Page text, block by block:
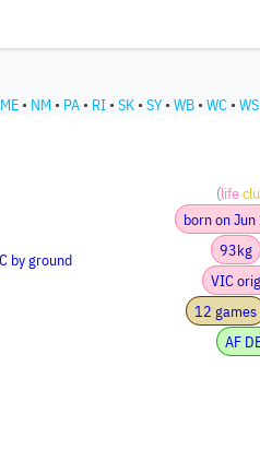
ME • NM • PA • RI • SK • SY• WB • WC • WS